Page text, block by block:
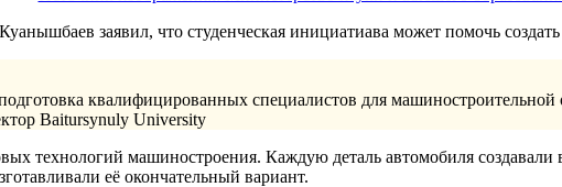
заявил, что студенческая инициатиава может помочь
квалифицированных специалистов для машиностроительной
Baitursynuly University
технологий машиностроения. Каждую деталь автомобиля
её окончательный вариант.